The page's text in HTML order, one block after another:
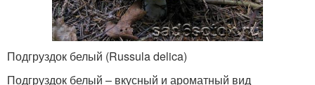
Подгруздок белый (Russula delica)
Подгруздок белый – вкусный и ароматный вид